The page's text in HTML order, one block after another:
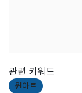
관련 키워드
원아트